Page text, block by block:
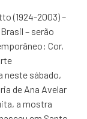
(1924-2003) –
– serão
Cor,
neste sábado,
de Ana Avelar
a mostra